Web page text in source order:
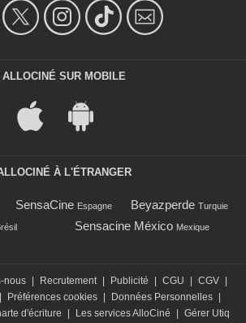
ALLOCINÉ SUR MOBILE
À L'ÉTRANGER
SensaCine Espagne Beyazperde Turquie
Sensacine México Mexique
nous | Recrutement | Publicité | CGU | CGV |
| Préférences cookies | Données Personnelles |
d'écriture | Les services AlloCiné | Gérer Utiq